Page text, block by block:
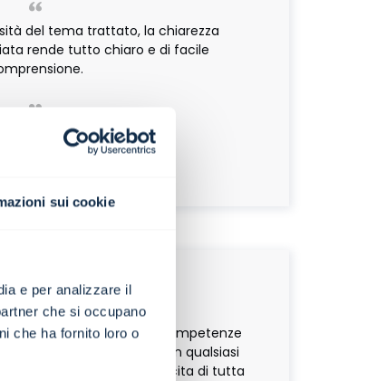
sui cookie
e per analizzare il
che si occupano
che ha fornito loro o
del tema trattato, la chiarezza
rende tutto chiaro e di facile
Pirone
| Smartnet SRL
aiuta ad aumentare le competenze
ottenere risultati positivi in qualsiasi
favorisce la crescita di tutta